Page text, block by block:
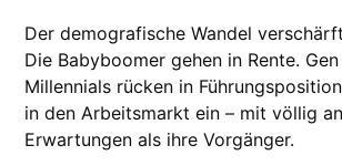
Der demografische Wandel
Die Babyboomer gehen in Rente.
Millennials rücken in
in den Arbeitsmarkt ein – mit völlig
Erwartungen als ihre Vorgänger.